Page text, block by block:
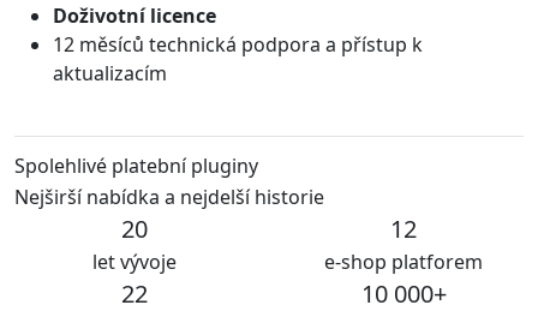
Doživotní licence
12 měsíců technická podpora a přístup k
aktualizacím
Spolehlivé platební pluginy
Nejširší nabídka a nejdelší historie
20
let vývoje
12
e-shop platforem
22 10 000+